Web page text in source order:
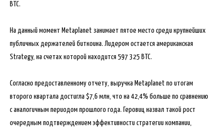
BTC.
На данный момент Metaplanet занимает пятое место среди крупнейших
публичных держателей биткоина. Лидером остается американская
Strategy, на счетах которой находится 597 325 BTC.
Согласно предоставленному отчету, выручка Metaplanet по итогам
второго квартала достигла $7,6 млн, что на 42,4% больше по сравнению
с аналогичным периодом прошлого года. Геровиц назвал такой рост
очередным подтверждением эффективности стратегии компании,